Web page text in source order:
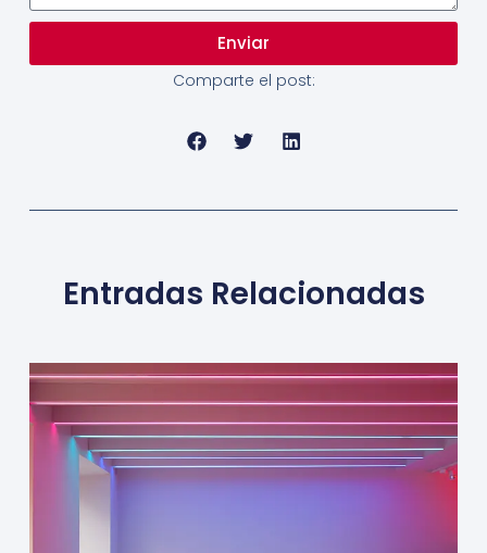
Enviar
Comparte el post:
Entradas Relacionadas